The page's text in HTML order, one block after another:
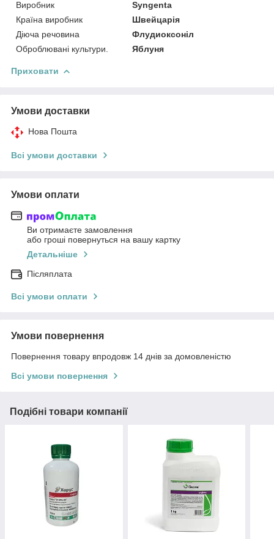
Виробник
Syngenta
Країна виробник
Швейцарія
Діюча речовина
Флудиоксоніл
Оброблювані культури.
Яблуня
Приховати
Умови доставки
Нова Пошта
Всі умови доставки
Умови оплати
Ви отримаєте замовлення
або гроші повернуться на вашу картку
Детальніше
Післяплата
Всі умови оплати
Умови повернення
Повернення товару впродовж 14 днів за домовленістю
Всі умови повернення
Подібні товари компанії